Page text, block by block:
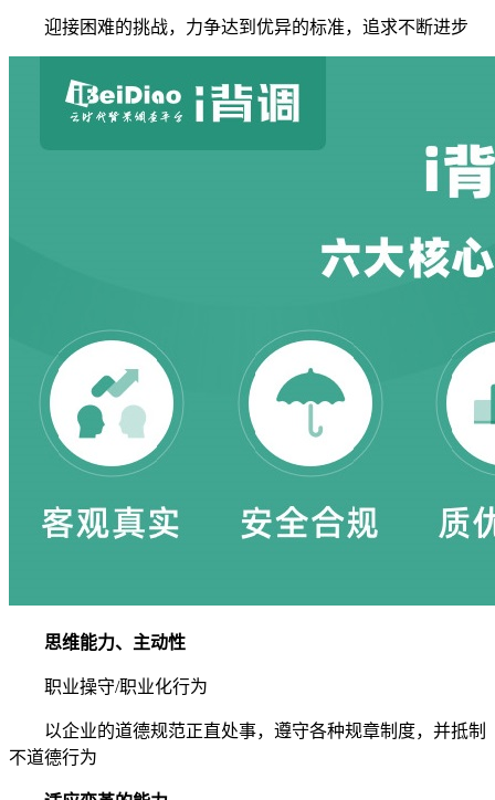
迎接困难的挑战，力争达到优异的标准，追求不断进步
思维能力、主动性
职业操守/职业化行为
以企业的道德规范正直处事，遵守各种规章制度，并抵制
不道德行为